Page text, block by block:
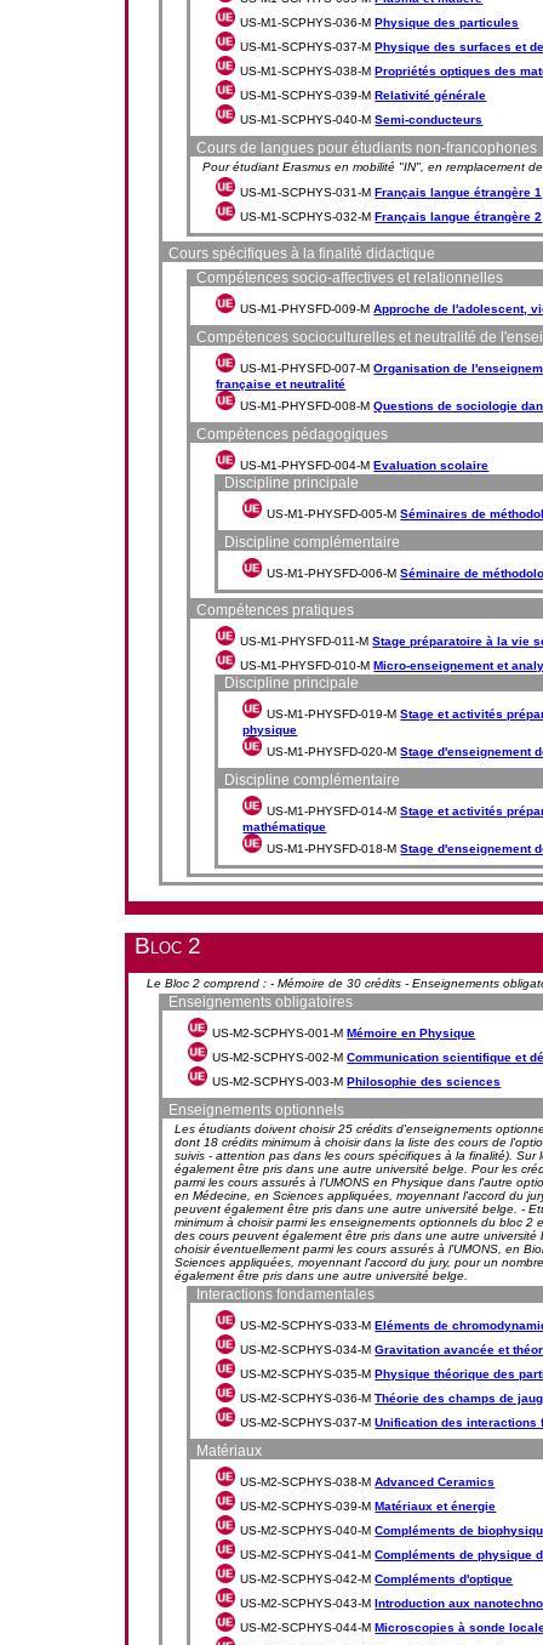
US-M1-SCPHYS-036-MPhysique des particules
US-M1-SCPHYS-037-MPhysique des surfaces et
US-M1-SCPHYS-038-MPropriétés optiques des
US-M1-SCPHYS-039-MRelativité générale
US-M1-SCPHYS-040-MSemi-conducteurs
Cours de langues pour étudiants non-francophones
Pour étudiant Erasmus en mobilité "IN", en remplacement
US-M1-SCPHYS-031-MFrançais langue étrangère 1
US-M1-SCPHYS-032-MFrançais langue étrangère 2
Cours spécifiques à la finalité didactique
Compétences socio-affectives et relationnelles
US-M1-PHYSFD-009-MApproche de l'adolescent,
Compétences socioculturelles et neutralité de
US-M1-PHYSFD-007-MOrganisation de
française et neutralité
US-M1-PHYSFD-008-MQuestions de sociologie
Compétences pédagogiques
US-M1-PHYSFD-004-MEvaluation scolaire
Discipline principale
US-M1-PHYSFD-005-MSéminaires de
Discipline complémentaire
US-M1-PHYSFD-006-MSéminaire de
Compétences pratiques
US-M1-PHYSFD-011-MStage préparatoire à la vie
US-M1-PHYSFD-010-MMicro-enseignement et
Discipline principale
US-M1-PHYSFD-019-MStage et activités
physique
US-M1-PHYSFD-020-MStage d'enseignement
Discipline complémentaire
US-M1-PHYSFD-014-MStage et activités
mathématique
US-M1-PHYSFD-018-MStage d'enseignement
Bloc 2
Le Bloc 2 comprend : - Mémoire de 30 crédits - Enseignements
Enseignements obligatoires
US-M2-SCPHYS-001-MMémoire en Physique
US-M2-SCPHYS-002-MCommunication scientifique et
US-M2-SCPHYS-003-MPhilosophie des sciences
Enseignements optionnels
Les étudiants doivent choisir 25 crédits d'enseignements
dont 18 crédits minimum à choisir dans la liste des cours de
suivis - attention pas dans les cours spécifiques à la finalité).
également être pris dans une autre université belge. Pour les
parmi les cours assurés à l'UMONS en Physique dans l'autre
en Médecine, en Sciences appliquées, moyennant l'accord du
peuvent également être pris dans une autre université belge. -
minimum à choisir parmi les enseignements optionnels du bloc
des cours peuvent également être pris dans une autre
choisir éventuellement parmi les cours assurés à l'UMONS, en
Sciences appliquées, moyennant l'accord du jury, pour un
également être pris dans une autre université belge.
Interactions fondamentales
US-M2-SCPHYS-033-MEléments de
US-M2-SCPHYS-034-MGravitation avancée et
US-M2-SCPHYS-035-MPhysique théorique des
US-M2-SCPHYS-036-MThéorie des champs de
US-M2-SCPHYS-037-MUnification des interactions
Matériaux
US-M2-SCPHYS-038-MAdvanced Ceramics
US-M2-SCPHYS-039-MMatériaux et énergie
US-M2-SCPHYS-040-MCompléments de
US-M2-SCPHYS-041-MCompléments de physique
US-M2-SCPHYS-042-MCompléments d'optique
US-M2-SCPHYS-043-MIntroduction aux
US-M2-SCPHYS-044-MMicroscopies à sonde